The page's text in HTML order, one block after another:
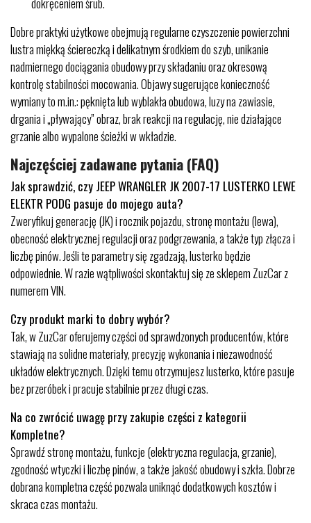
Dobre praktyki użytkowe obejmują regularne czyszczenie powierzchni
lustra miękką ściereczką i delikatnym środkiem do szyb, unikanie
nadmiernego dociągania obudowy przy składaniu oraz okresową
kontrolę stabilności mocowania. Objawy sugerujące konieczność
wymiany to m.in.: pęknięta lub wyblakła obudowa, luzy na zawiasie,
drgania i „pływający” obraz, brak reakcji na regulację, nie działające
grzanie albo wypalone ścieżki w wkładzie.
Najczęściej zadawane pytania (FAQ)
Jak sprawdzić, czy JEEP WRANGLER JK 2007-17 LUSTERKO LEWE
ELEKTR PODG pasuje do mojego auta?
Zweryfikuj generację (JK) i rocznik pojazdu, stronę montażu (lewa),
obecność elektrycznej regulacji oraz podgrzewania, a także typ złącza i
liczbę pinów. Jeśli te parametry się zgadzają, lusterko będzie
odpowiednie. W razie wątpliwości skontaktuj się ze sklepem ZuzCar z
numerem VIN.
Czy produkt marki to dobry wybór?
Tak, w ZuzCar oferujemy części od sprawdzonych producentów, które
stawiają na solidne materiały, precyzję wykonania i niezawodność
układów elektrycznych. Dzięki temu otrzymujesz lusterko, które pasuje
bez przeróbek i pracuje stabilnie przez długi czas.
Na co zwrócić uwagę przy zakupie części z kategorii
Kompletne?
Sprawdź stronę montażu, funkcje (elektryczna regulacja, grzanie),
zgodność wtyczki i liczbę pinów, a także jakość obudowy i szkła. Dobrze
dobrana kompletna część pozwala uniknąć dodatkowych kosztów i
skraca czas montażu.